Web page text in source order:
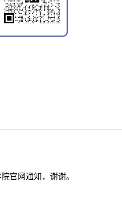
官网通知，谢谢。